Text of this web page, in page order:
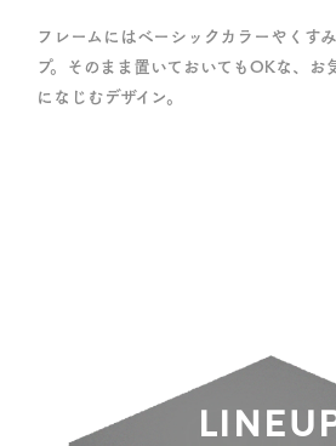
フレームにはベーシックカラーや くす
プ。 そのまま置いておいてもOKな、 お
になじむデザイン。
L N EU